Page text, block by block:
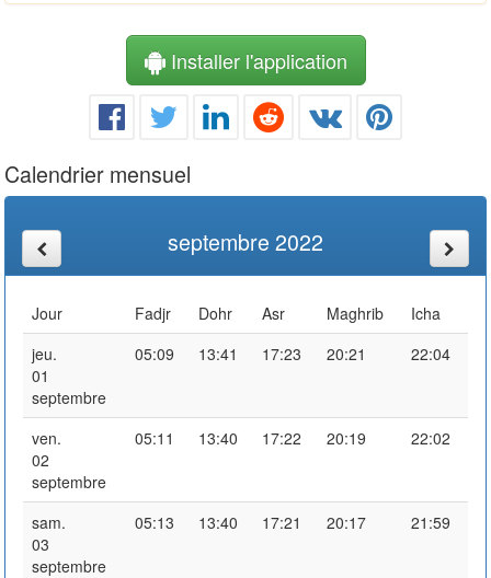
Installer l'application
Calendrier mensuel
septembre 2022
Jour Fadjr Dohr Asr Maghrib
Icha
jeu.
01
septembre
05:09 13:41 17:23 20:21 22:04
ven.
02
septembre
05:11 13:40 17:22 20:19 22:02
sam.
03
septembre
05:13 13:40 17:21 20:17 21:59